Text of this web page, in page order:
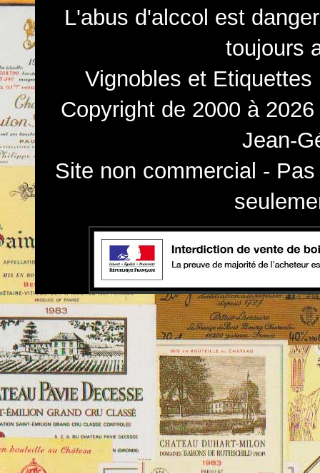
L'abus d'alccol est
toujours
Vignobles et
Copyright de 2000 à
Jean-
Site non commercial -